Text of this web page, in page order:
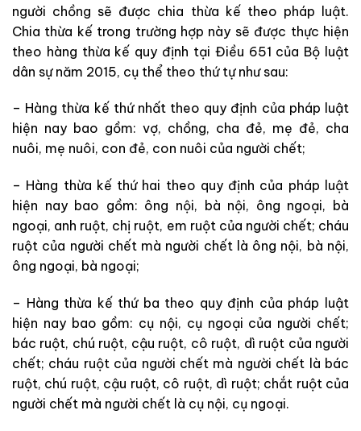
người chồng sẽ được chia thừa kế theo pháp luật.
Chia thừa kế trong trường hợp này sẽ được thực hiện
theo hàng thừa kế quy định tại Điều 651 của Bộ luật
dân sự năm 2015, cụ thể theo thứ tự như sau:
– Hàng thừa kế thứ nhất theo quy định của pháp luật
hiện nay bao gồm: vợ, chồng, cha đẻ, mẹ đẻ, cha
nuôi, mẹ nuôi, con đẻ, con nuôi của người chết;
– Hàng thừa kế thứ hai theo quy định của pháp luật
hiện nay bao gồm: ông nội, bà nội, ông ngoại, bà
ngoại, anh ruột, chị ruột, em ruột của người chết; cháu
ruột của người chết mà người chết là ông nội, bà nội,
ông ngoại, bà ngoại;
– Hàng thừa kế thứ ba theo quy định của pháp luật
hiện nay bao gồm: cụ nội, cụ ngoại của người chết;
bác ruột, chú ruột, cậu ruột, cô ruột, dì ruột của người
chết; cháu ruột của người chết mà người chết là bác
ruột, chú ruột, cậu ruột, cô ruột, dì ruột; chắt ruột của
người chết mà người chết là cụ nội, cụ ngoại.